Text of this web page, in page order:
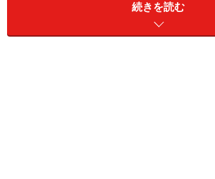
続きを読む